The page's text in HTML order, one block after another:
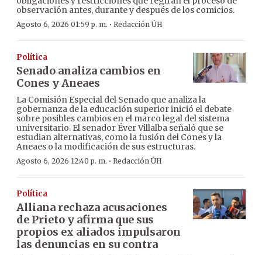
observación antes, durante y después de los comicios.
Agosto 6, 2026 01:59 p. m. · Redacción ÚH
Política
Senado analiza cambios en
Cones y Aneaes
La Comisión Especial del Senado que analiza la
gobernanza de la educación superior inició el debate
sobre posibles cambios en el marco legal del sistema
universitario. El senador Éver Villalba señaló que se
estudian alternativas, como la fusión del Cones y la
Aneaes o la modificación de sus estructuras.
Agosto 6, 2026 12:40 p. m. · Redacción ÚH
Política
Alliana rechaza acusaciones
de Prieto y afirma que sus
propios ex aliados impulsaron
las denuncias en su contra